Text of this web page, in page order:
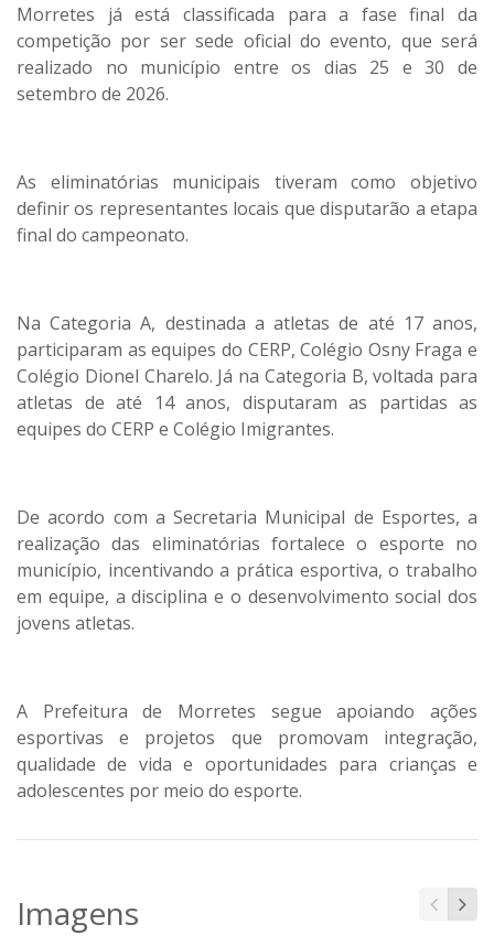
Morretes já está classificada para a fase final da
competição por ser sede oficial do evento, que será
realizado no município entre os dias 25 e 30 de
setembro de 2026.
As eliminatórias municipais tiveram como objetivo
definir os representantes locais que disputarão a etapa
final do campeonato.
Na Categoria A, destinada a atletas de até 17 anos,
participaram as equipes do CERP, Colégio Osny Fraga e
Colégio Dionel Charelo. Já na Categoria B, voltada para
atletas de até 14 anos, disputaram as partidas as
equipes do CERP e Colégio Imigrantes.
De acordo com a Secretaria Municipal de Esportes, a
realização das eliminatórias fortalece o esporte no
município, incentivando a prática esportiva, o trabalho
em equipe, a disciplina e o desenvolvimento social dos
jovens atletas.
A Prefeitura de Morretes segue apoiando ações
esportivas e projetos que promovam integração,
qualidade de vida e oportunidades para crianças e
adolescentes por meio do esporte.
Imagens